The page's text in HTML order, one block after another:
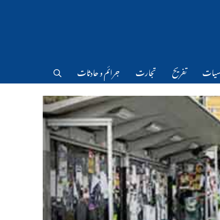
تفریح تجارت جرائم و حادثات